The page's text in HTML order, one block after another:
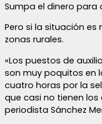
Sumpa el dinero
Pero si la situación es
zonas rurales.
«Los puestos de
son muy poquitos en
cuatro horas por la
que casi no tienen los
periodista Sánchez